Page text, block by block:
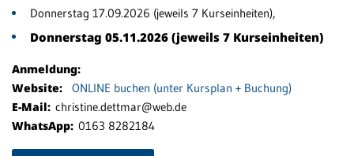
Donnerstag 17.09.2026 (jeweils 7 Kurseinheiten),
Donnerstag 05.11.2026 (jeweils 7 Kurseinheiten)
Anmeldung:
Website:
ONLINE buchen (unter Kursplan + Buchung)
E-Mail: christine.dettmar@web.de
WhatsApp: 0163 8282184